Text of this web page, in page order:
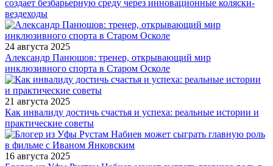
создает безбарьерную среду через инновационные коляски-
вездеходы
24 августа 2025
Александр Панюшов: тренер, открывающий мир
инклюзивного спорта в Старом Осколе
21 августа 2025
Как инвалиду достичь счастья и успеха: реальные истории и
практические советы
16 августа 2025